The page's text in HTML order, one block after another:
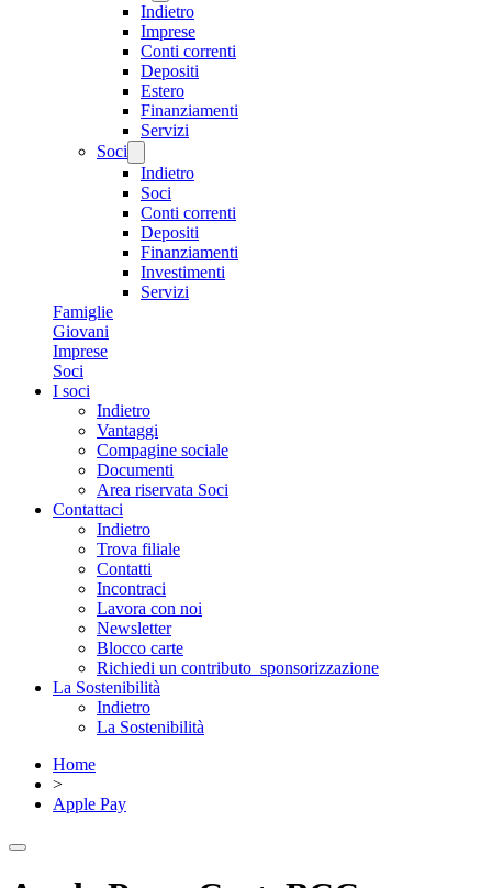
Indietro
Imprese
Conti correnti
Depositi
Estero
Finanziamenti
Servizi
Soci
Indietro
Soci
Conti correnti
Depositi
Finanziamenti
Investimenti
Servizi
Famiglie
Giovani
Imprese
Soci
I soci
Indietro
Vantaggi
Compagine sociale
Documenti
Area riservata Soci
Contattaci
Indietro
Trova filiale
Contatti
Incontraci
Lavora con noi
Newsletter
Blocco carte
Richiedi un contributo_sponsorizzazione
La Sostenibilità
Indietro
La Sostenibilità
Home
>
Apple Pay